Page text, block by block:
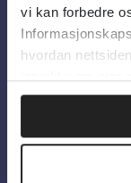
vi kan forbedre
hvordan
Om oss
Personvern
Information